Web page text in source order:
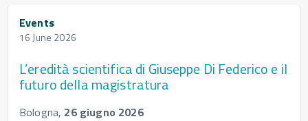
Events
16 June 2026
L’eredità scientifica di Giuseppe Di Federico e il
futuro della magistratura
Bologna, 26 giugno 2026